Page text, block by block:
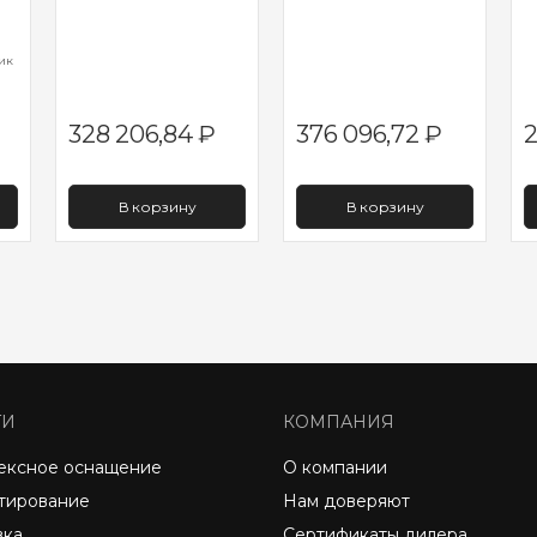
328 206,84₽
В корзину
376 096,72₽
В корзину
оснащение
КОМПАНИЯ
О компании
Нам доверяют